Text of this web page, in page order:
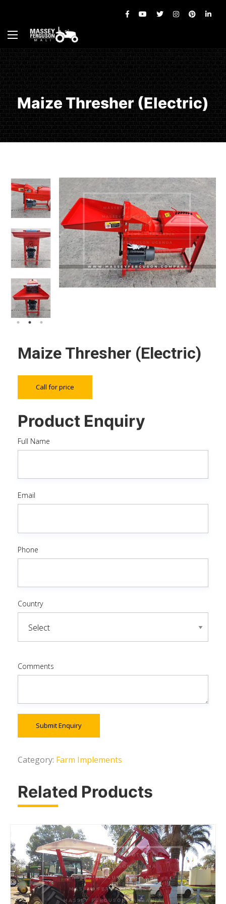
Maize Thresher (Electric)
Maize Thresher (Electric)
Call for price
Product Enquiry
Full Name
Email
Phone
Country
Comments
Submit Enquiry
Category: Farm Implements
Related Products